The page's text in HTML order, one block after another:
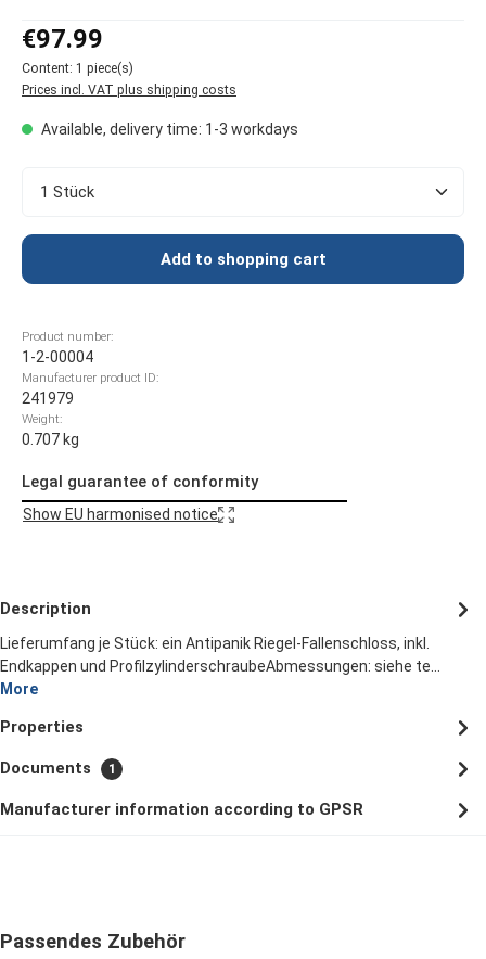
Regular price:
€97.99
Content: 1 piece(s)
Prices incl. VAT plus shipping costs
Available, delivery time: 1-3 workdays
Product Quantity: Enter the desired amount or
Add to shopping cart
Product number:
1-2-00004
Manufacturer product ID:
241979
Weight:
0.707 kg
Legal guarantee of conformity
Show EU harmonised notice
Description
Lieferumfang je Stück: ein Antipanik Riegel-Fallenschloss, inkl.
Endkappen und ProfilzylinderschraubeAbmessungen: siehe te…
More
Properties
Documents 1
Manufacturer information according to GPSR
Skip product gallery
Passendes Zubehör